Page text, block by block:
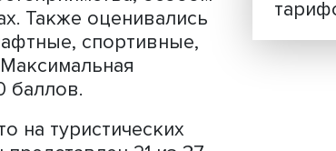
городов. Среди них есть
Звенигород, Истра,
и Пересвет) и
Ликино-Дулёво и